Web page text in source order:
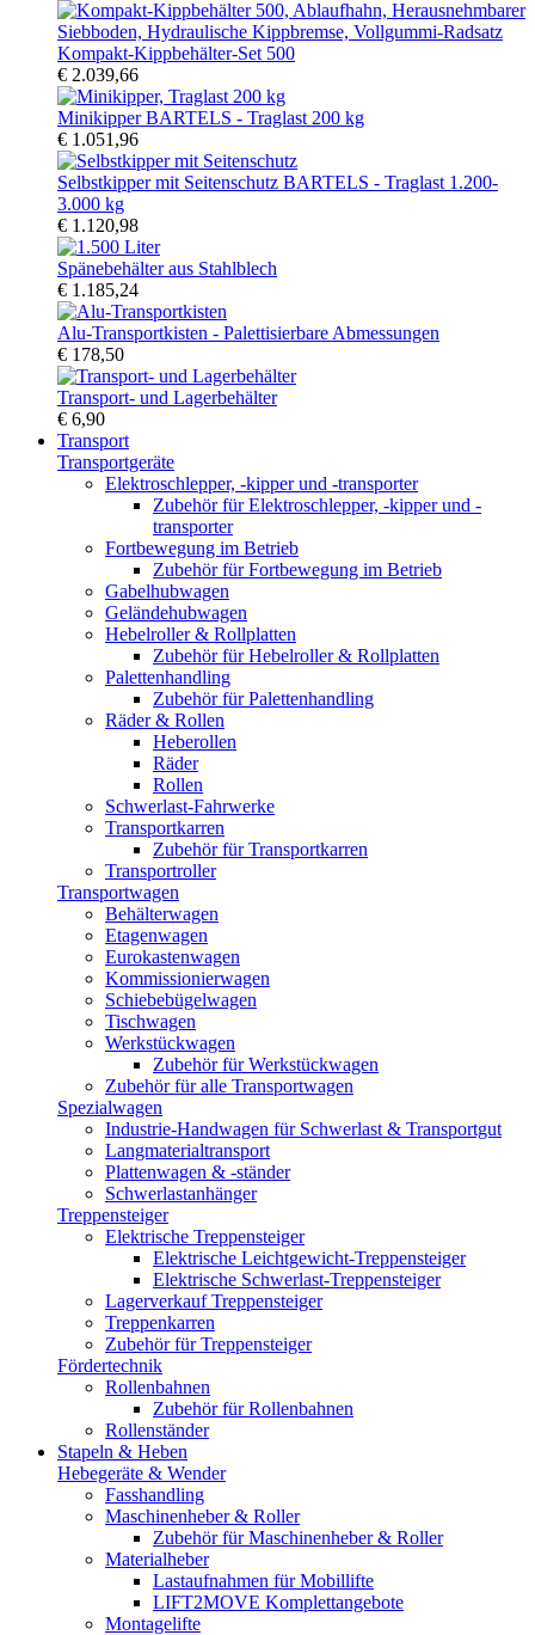
Kompakt-Kippbehälter-Set 500
€ 2.039,66
Minikipper BARTELS - Traglast 200 kg
€ 1.051,96
Selbstkipper mit Seitenschutz BARTELS - Traglast 1.200-
3.000 kg
€ 1.120,98
Spänebehälter aus Stahlblech
€ 1.185,24
Alu-Transportkisten - Palettisierbare Abmessungen
€ 178,50
Transport- und Lagerbehälter
€ 6,90
Transport
Transportgeräte
Elektroschlepper, -kipper und -transporter
Zubehör für Elektroschlepper, -kipper und -
transporter
Fortbewegung im Betrieb
Zubehör für Fortbewegung im Betrieb
Gabelhubwagen
Geländehubwagen
Hebelroller & Rollplatten
Zubehör für Hebelroller & Rollplatten
Palettenhandling
Zubehör für Palettenhandling
Räder & Rollen
Heberollen
Räder
Rollen
Schwerlast-Fahrwerke
Transportkarren
Zubehör für Transportkarren
Transportroller
Transportwagen
Behälterwagen
Etagenwagen
Eurokastenwagen
Kommissionierwagen
Schiebebügelwagen
Tischwagen
Werkstückwagen
Zubehör für Werkstückwagen
Zubehör für alle Transportwagen
Spezialwagen
Industrie-Handwagen für Schwerlast & Transportgut
Langmaterialtransport
Plattenwagen & -ständer
Schwerlastanhänger
Treppensteiger
Elektrische Treppensteiger
Elektrische Leichtgewicht-Treppensteiger
Elektrische Schwerlast-Treppensteiger
Lagerverkauf Treppensteiger
Treppenkarren
Zubehör für Treppensteiger
Fördertechnik
Rollenbahnen
Zubehör für Rollenbahnen
Rollenständer
Stapeln & Heben
Hebegeräte & Wender
Fasshandling
Maschinenheber & Roller
Zubehör für Maschinenheber & Roller
Materialheber
Lastaufnahmen für Mobillifte
LIFT2MOVE Komplettangebote
Montagelifte